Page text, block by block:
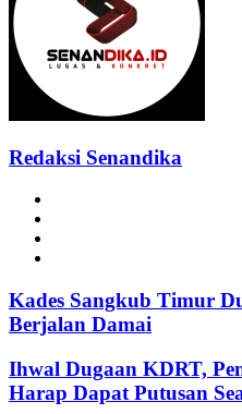
Redaksi Senandika
Kades Sangkub Timur
Berjalan Damai
Ihwal Dugaan KDRT,
Harap Dapat Putusan